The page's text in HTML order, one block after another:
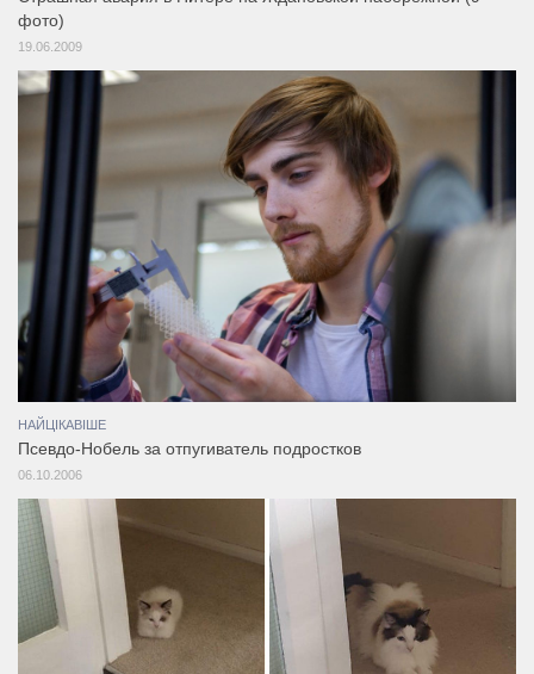
фото)
19.06.2009
НАЙЦІКАВІШЕ
Псевдо-Нобель за отпугиватель подростков
06.10.2006